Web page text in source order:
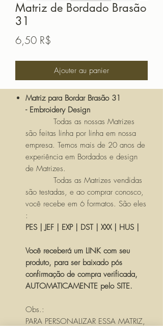
Matriz de Bordado Brasão
31
6,50 R$
Ajouter au panier
Matriz para Bordar Brasão 31
- Embroidery Design
Todas as nossas Matrizes
são feitas linha por linha em nossa
empresa. Temos mais de 20 anos de
experiência em Bordados e design
de Matrizes.
Todas as Matrizes vendidas
são testadas, e ao comprar conosco,
você recebe em 6 formatos. São eles
:
PES | JEF | EXP | DST | XXX | HUS |
Você receberá um LINK com seu
produto, para ser baixado pós
confirmação de compra verificada,
AUTOMATICAMENTE pelo SITE.
Obs.:
PARA PERSONALIZAR ESSA MATRIZ,